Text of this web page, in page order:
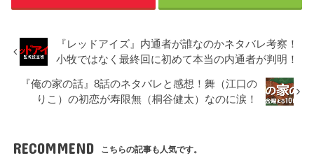
『レッドアイズ』内通者が誰なのかネタバレ考察！
小牧ではなく最終回に初めて本当の内通者が判明！
『俺の家の話』8話のネタバレと感想！舞（江口の
りこ）の初恋が寿限無（桐谷健太）なのに涙！
RECOMMEND こちらの記事も人気です。